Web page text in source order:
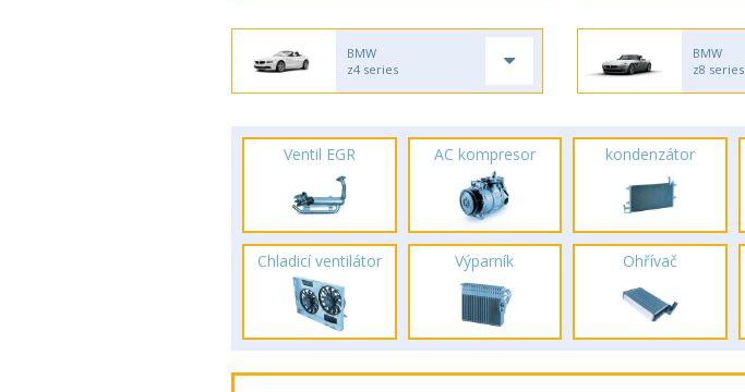
BMW
z4 series
BMW
z8 series
Ventil EGR AC kompresor kondenzátor
Chladicí ventilátor Výparník Ohřívač